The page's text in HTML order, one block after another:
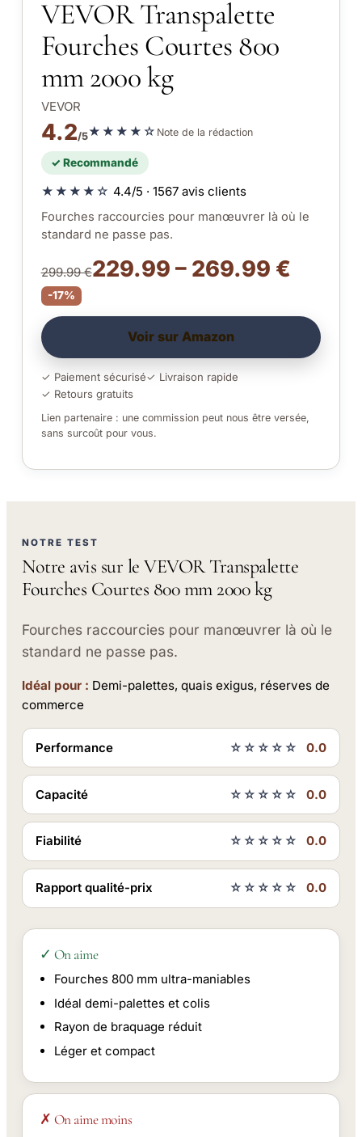
VEVOR Transpalette
Fourches Courtes 800
mm 2000 kg
VEVOR
4.2/5★★★★☆ Note de la rédaction
✓ Recommandé
★★★★☆ 4.4/5 · 1567 avis clients
Fourches raccourcies pour manœuvrer là où le
standard ne passe pas.
299.99 €229.99 – 269.99 €
-17%
Voir sur Amazon
✓ Paiement sécurisé✓ Livraison rapide
✓ Retours gratuits
Lien partenaire : une commission peut nous être versée,
sans surcoût pour vous.
NOTRE TEST
Notre avis sur le VEVOR Transpalette
Fourches Courtes 800 mm 2000 kg
Fourches raccourcies pour manœuvrer là où le
standard ne passe pas.
Idéal pour : Demi-palettes, quais exigus, réserves de
commerce
Performance ☆☆☆☆☆ 0.0
Capacité ☆☆☆☆☆ 0.0
Fiabilité ☆☆☆☆☆ 0.0
Rapport qualité-prix ☆☆☆☆☆ 0.0
✓ On aime
Fourches 800 mm ultra-maniables
Idéal demi-palettes et colis
Rayon de braquage réduit
Léger et compact
✗ On aime moins